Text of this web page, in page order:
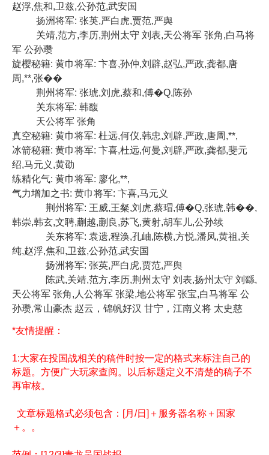
赵浮,焦和,卫兹,公孙范,武安国
扬洲将军: 张英,严白虎,贾范,严舆
关靖,范方,李历,荆州太守 刘表,天公将军 张角,白马将
军 公孙瓒
旋樱秘籍: 黄巾将军: 卞喜,孙仲,刘辟,赵弘,严政,龚都,唐
周,**,张��
荆州将军: 张琥,刘虎,蔡和,傅�Q,陈孙
关东将军: 韩馥
天公将军 张角
真空秘籍: 黄巾将军: 杜远,何仪,韩忠,刘辟,严政,唐周,**,
冰箭秘籍: 黄巾将军: 卞喜,杜远,何曼,刘辟,严政,龚都,斐元
绍,马元义,黄劭
练精化气: 黄巾将军: 廖化,**,
气力增加之书: 黄巾将军: 卞喜,马元义
荆州将军: 王威,王粲,刘虎,蔡瑁,傅�Q,张琥,韩��,
韩崇,韩玄,文聘,蒯越,蒯良,苏飞,黄射,胡车儿,公孙续
关东将军: 袁遗,程涣,孔岫,陈横,方悦,潘凤,黄祖,关
纯,赵浮,焦和,卫兹,公孙范,武安国
扬洲将军: 张英,严白虎,贾范,严舆
陈武,关靖,范方,李历,荆州太守 刘表,扬州太守 刘繇,
天公将军 张角,人公将军 张梁,地公将军 张宝,白马将军 公
孙瓒,常山豪杰 赵云，锦帆好汉 甘宁，江南义将 太史慈
*友情提醒：
1:大家在投国战相关的稿件时按一定的格式来标注自己的
标题。方便广大玩家查阅。以后标题定义不清楚的稿子不
再审核。
文章标题格式必须包含：[月/日]＋服务器名称＋国家
＋。。